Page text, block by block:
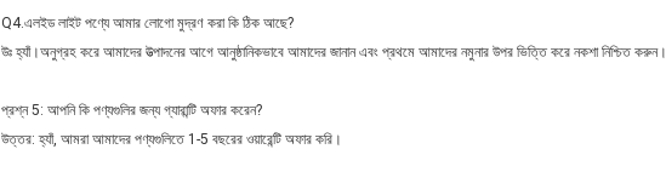
Q4.এলইড লাইট পণ্যে আমার লোগো মুদ্রণ করা কি ঠিক আছে?
উঃ হ্যাঁ।অনুগ্রহ করে আমাদের উত্পাদনের আগে আনুষ্ঠানিকভাবে আমাদের জানান এবং প্রথমে আমাদের নমুনার উপর ভিত্তি করে নকশা নিশ্চিত করুন।
প্রশ্ন 5: আপনি কি পণ্যগুলির জন্য গ্যারান্টি অফার করেন?
উত্তর: হ্যাঁ, আমরা আমাদের পণ্যগুলিতে 1-5 বছরের ওয়ারেন্টি অফার করি।